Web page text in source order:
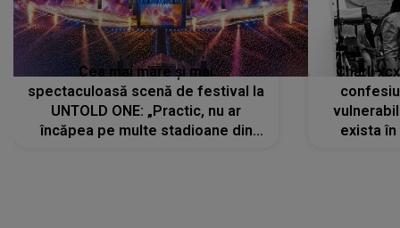
Cea mai mare și mai
spectaculoasă scenă de festival la
UNTOLD ONE: „Practic, nu ar
încăpea pe multe stadioane din
Charli
exista